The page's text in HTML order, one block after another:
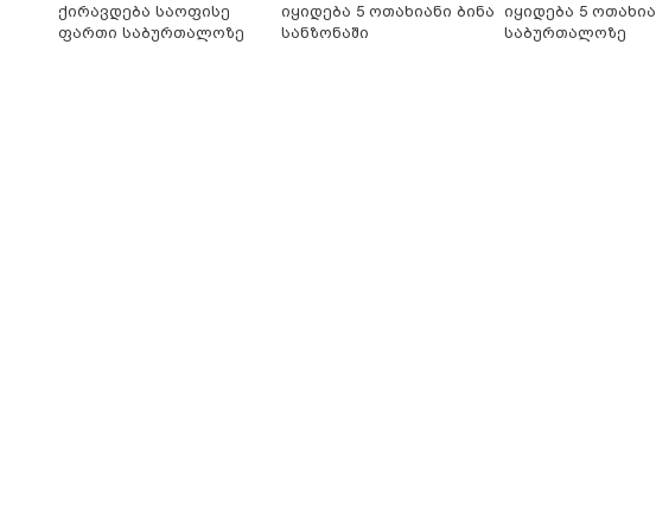
ქირავდება საოფისე
ფართი საბურთალოზე
იყიდება 5 ოთახიანი ბინა
სანზონაში
იყიდება 5
საბურთალოზე